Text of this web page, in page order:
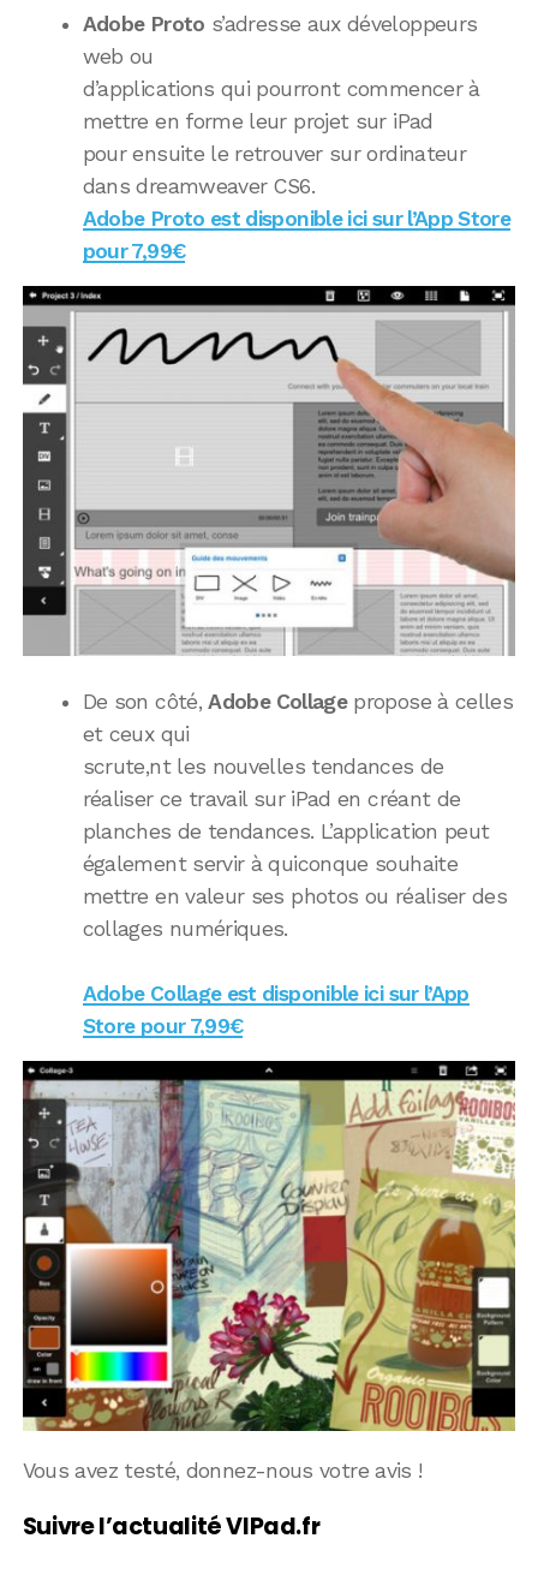
Adobe Proto s’adresse aux développeurs
web ou
d’applications qui pourront commencer à
mettre en forme leur projet sur iPad
pour ensuite le retrouver sur ordinateur
dans dreamweaver CS6.
Adobe Proto est disponible ici sur l’App Store
pour 7,99€
De son côté,Adobe Collagepropose à celles
et ceux qui
scrute,nt les nouvelles tendances de
réaliser ce travail sur iPad en créant de
planches de tendances. L’application peut
également servir à quiconque souhaite
mettre en valeur ses photos ou réaliser des
collages numériques.
Adobe Collage est disponible ici sur l’App
Store pour 7,99€
Vous avez testé, donnez-nous votre avis !
Suivre l’actualité VIPad.fr